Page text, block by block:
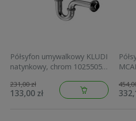
Półsyfon umywalkowy KLUDI
natynkowy, chrom 1025505-
231,00 zł
133,00 zł